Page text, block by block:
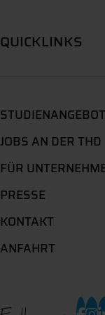
QUICKLINKS
STUDIENANGEBOT
JOBS AN DER THD
FÜR
PRESSE
KONTAKT
ANFAHRT